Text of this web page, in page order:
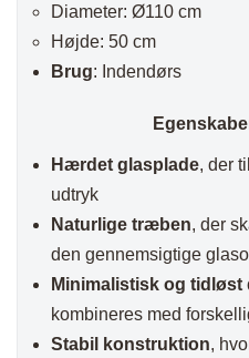
Diameter: Ø110 cm
Højde: 50 cm
Brug: Indendørs
Hærdet glasplade, der
udtryk
Naturlige træben, der
den gennemsigtige
Minimalistisk og tidløst
kombineres med
Stabil konstruktion,